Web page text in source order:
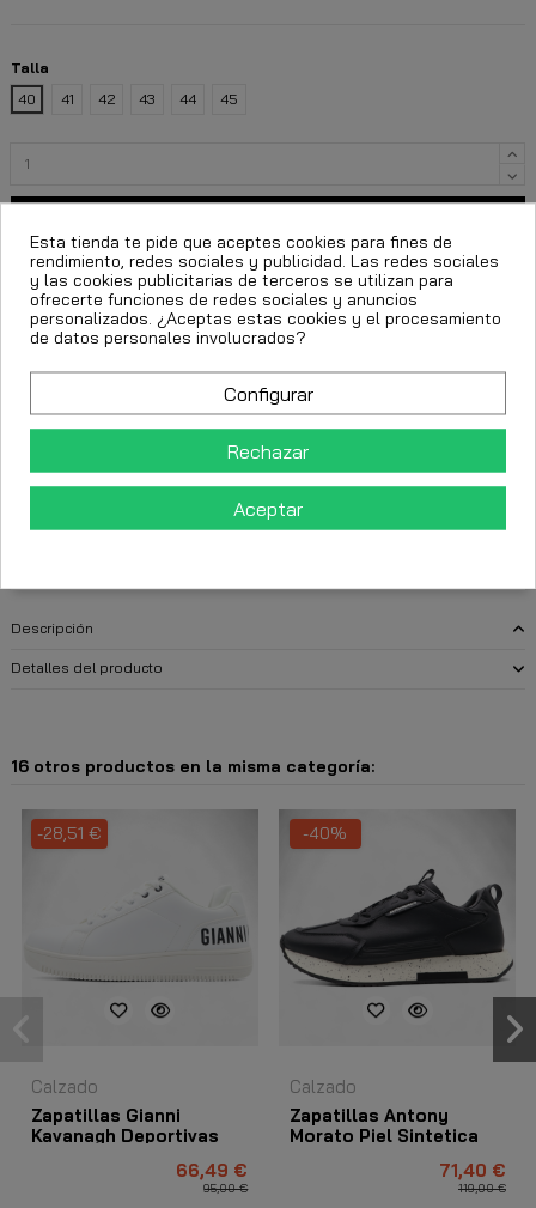
Talla
40
41 42 43 44 45
FECHA ESTIMADA DE ENTREGA:
CttExpress 24/48h -Miércoles 12 Agosto, 2026
Descripción
Detalles del producto
16 otros productos en la misma categoría:
-28,51 €
Calzado
Zapatillas Gianni
Kavanagh Deportivas
66,49 €
95,00 €
-40%
Calzado
Zapatillas Antony
Morato Piel Sintetica
71,40 €
119,00 €
Esta tienda te pide que aceptes cookies para fines de
rendimiento, redes sociales y publicidad. Las redes sociales
y las cookies publicitarias de terceros se utilizan para
ofrecerte funciones de redes sociales y anuncios
personalizados. ¿Aceptas estas cookies y el procesamiento
de datos personales involucrados?
Configurar
Rechazar
Aceptar